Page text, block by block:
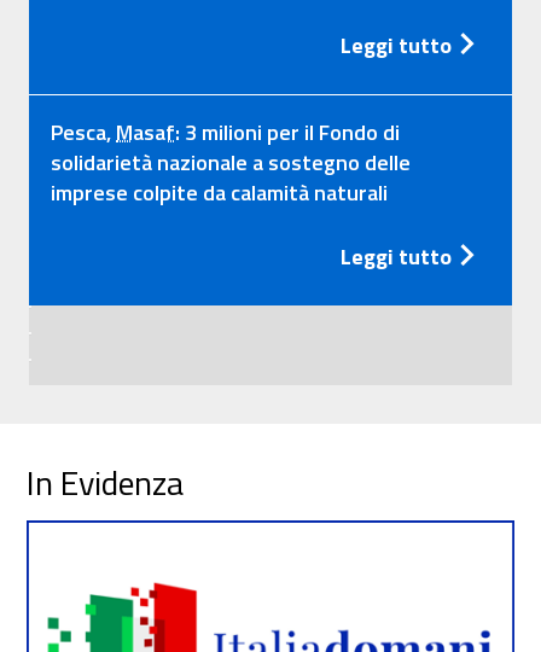
Leggi tutto
Pesca,Masaf: 3 milioni per il Fondo di
solidarietà nazionale a sostegno delle
imprese colpite da calamità naturali
Leggi tutto
In Evidenza